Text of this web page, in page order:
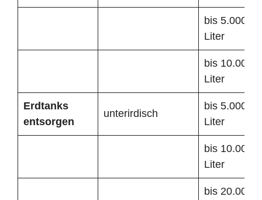
bis 5.000
Liter
bis 10.000
Liter
Erdtanks
entsorgen
unterirdisch
bis 5.000
Liter
bis 10.000
Liter
bis 20.000